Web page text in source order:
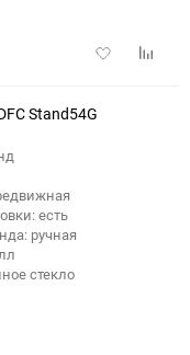
Добавить
Stand54G
есть
ручная
стекло